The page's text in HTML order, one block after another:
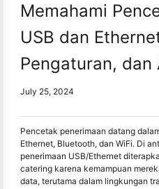
Memahami
USB dan
Pengaturan, dan
July 25, 2024
Pencetak penerimaan datang
Ethernet, Bluetooth, dan WiFi. Di
penerimaan USB/Ethernet
catering karena kemampuan
data, terutama dalam lingkungan